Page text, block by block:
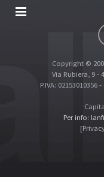
DALLARIVOLLEY
TOP RICERCHE
SITE MAP
Copyright ©
Via Rubiera, 9 -
P.IVA:
Per info: